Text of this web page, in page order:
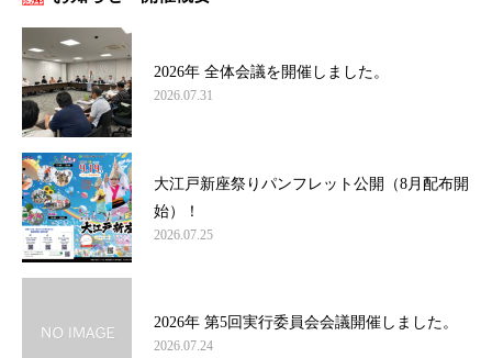
2026年 全体会議を開催しました。
2026.07.31
大江戸新座祭りパンフレット公開（8月配布開
始）！
2026.07.25
2026年 第5回実行委員会会議開催しました。
2026.07.24